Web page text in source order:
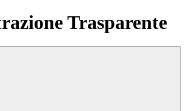
Trasparente